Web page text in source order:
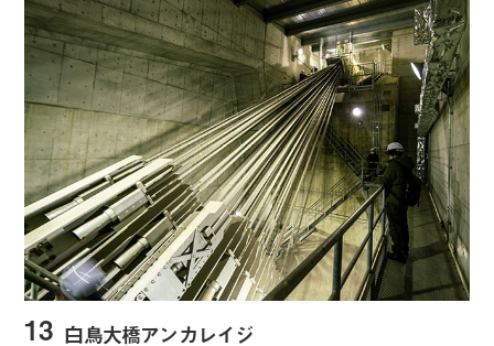
13 白鳥大橋アンカレイジ